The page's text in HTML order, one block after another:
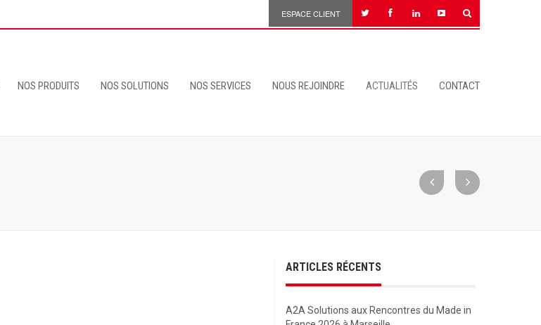
ESPACE CLIENT
NOS PRODUITS NOS SOLUTIONS NOS SERVICES NOUS REJOINDRE ACTUALITÉS CONTACT
ARTICLES RÉCENTS
A2A Solutions aux Rencontres du Made in